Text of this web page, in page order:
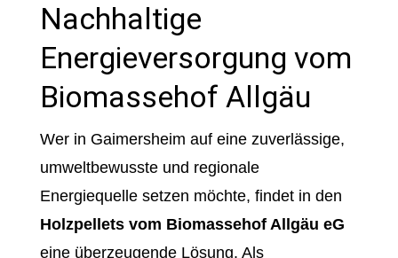
Nachhaltige
Energieversorgung vom
Biomassehof Allgäu
Wer in Gaimersheim auf eine zuverlässige,
umweltbewusste und regionale
Energiequelle setzen möchte, findet in den
Holzpellets vom Biomassehof Allgäu eG
eine überzeugende Lösung. Als